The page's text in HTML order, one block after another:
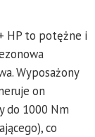
HP to potężne i
Wyposażony
on
do 1000 Nm
co